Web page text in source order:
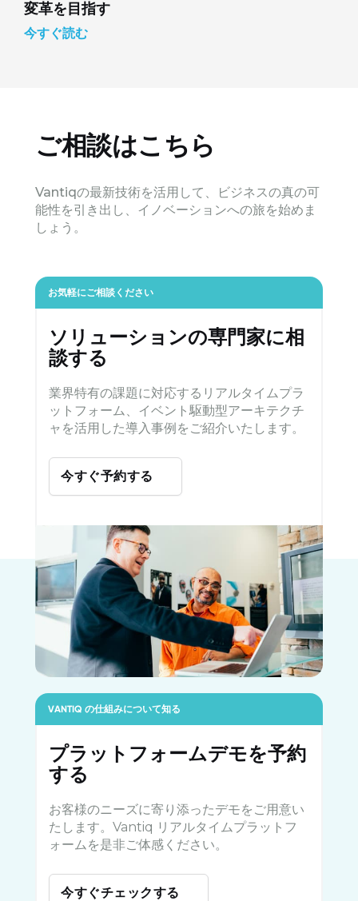
変革を目指す
今すぐ読む
ご相談はこちら
Vantiqの最新技術を活用して、ビジネスの真の可
能性を引き出し、イノベーションへの旅を始めま
しょう。
お気軽にご相談ください
ソリューションの専門家に相
談する
業界特有の課題に対応するリアルタイムプラ
ットフォーム、イベント駆動型アーキテクチ
ャを活用した導入事例をご紹介いたします。
今すぐ予約する
VANTIQ の仕組みについて知る
プラットフォームデモを予約
する
お客様のニーズに寄り添ったデモをご用意い
たします。Vantiq リアルタイムプラットフ
ォームを是非ご体感ください。
今すぐチェックする